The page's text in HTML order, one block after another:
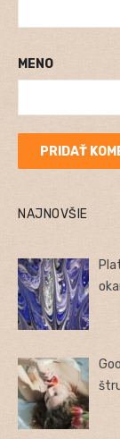
MENO
NAJNOVŠIE